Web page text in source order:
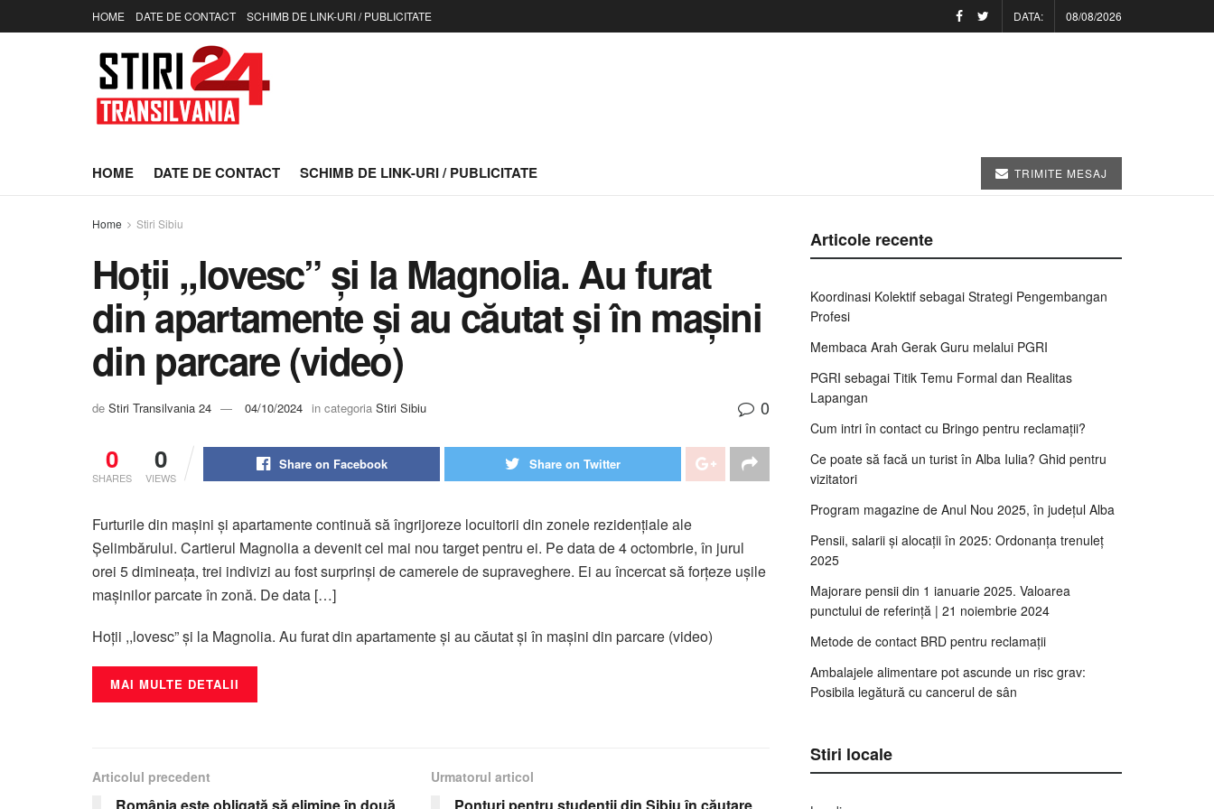
HOME DATE DE CONTACT SCHIMB DE LINK-URI / PUBLICITATE DATA: 08/08/2026
HOME DATE DE CONTACT SCHIMB DE LINK-URI / PUBLICITATE TRIMITE MESAJ
Home Stiri Sibiu
Hoții ,,lovesc” și la Magnolia. Au furat
din apartamente și au căutat și în mașini
din parcare (video)
de Stiri Transilvania 24 04/10/2024 in categoria Stiri Sibiu 0
0
SHARES
0
VIEWS
Share on Facebook Share on Twitter
Furturile din mașini și apartamente continuă să îngrijoreze locuitorii din zonele rezidențiale ale
Șelimbărului. Cartierul Magnolia a devenit cel mai nou target pentru ei. Pe data de 4 octombrie, în jurul
orei 5 dimineaţa, trei indivizi au fost surprinși de camerele de supraveghere. Ei au încercat să forțeze ușile
mașinilor parcate în zonă. De data […]
Hoții ,,lovesc” și la Magnolia. Au furat din apartamente și au căutat și în mașini din parcare (video)
MAI MULTE DETALII
Articolul precedent
România este obligată să elimine în două
Urmatorul articol
Ponturi pentru studenții din Sibiu în căutare
Articole recente
Koordinasi Kolektif sebagai Strategi Pengembangan
Profesi
Membaca Arah Gerak Guru melalui PGRI
PGRI sebagai Titik Temu Formal dan Realitas
Lapangan
Cum intri în contact cu Bringo pentru reclamații?
Ce poate să facă un turist în Alba Iulia? Ghid pentru
vizitatori
Program magazine de Anul Nou 2025, în județul Alba
Pensii, salarii și alocații în 2025: Ordonanța trenuleț
2025
Majorare pensii din 1 ianuarie 2025. Valoarea
punctului de referință | 21 noiembrie 2024
Metode de contact BRD pentru reclamații
Ambalajele alimentare pot ascunde un risc grav:
Posibila legătură cu cancerul de sân
Stiri locale